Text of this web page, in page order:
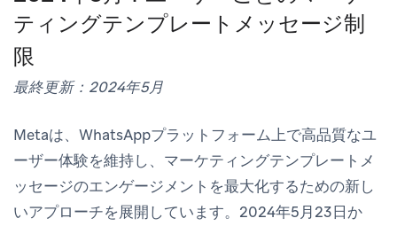
ティングテンプレートメッセージ制
限
最終更新：2024年5月
Metaは、WhatsAppプラットフォーム上で高品質なユ
ーザー体験を維持し、マーケティングテンプレートメ
ッセージのエンゲージメントを最大化するための新し
いアプローチを展開しています。2024年5月23日か